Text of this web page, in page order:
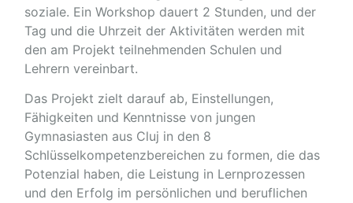
soziale. Ein Workshop dauert 2 Stunden, und der
Tag und die Uhrzeit der Aktivitäten werden mit
den am Projekt teilnehmenden Schulen und
Lehrern vereinbart.
Das Projekt zielt darauf ab, Einstellungen,
Fähigkeiten und Kenntnisse von jungen
Gymnasiasten aus Cluj in den 8
Schlüsselkompetenzbereichen zu formen, die das
Potenzial haben, die Leistung in Lernprozessen
und den Erfolg im persönlichen und beruflichen